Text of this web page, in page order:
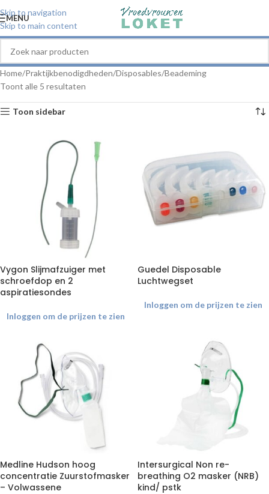
Skip to navigation
Skip to main content
MENU
Home Praktijkbenodigdheden Disposables Beademing
Toont alle 5 resultaten
Toon sidebar
Vygon Slijmafzuiger met
schroefdop en 2
aspiratiesondes
Inloggen om de prijzen te zien
Guedel Disposable
Luchtwegset
Inloggen om de prijzen te zien
Medline Hudson hoog
concentratie Zuurstofmasker
– Volwassene
Intersurgical Non re-
breathing O2 masker (NRB)
kind/ pstk